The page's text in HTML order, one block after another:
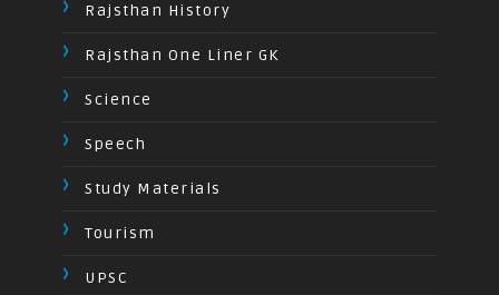
Rajsthan History
Rajsthan One Liner GK
Science
Speech
Study Materials
Tourism
UPSC